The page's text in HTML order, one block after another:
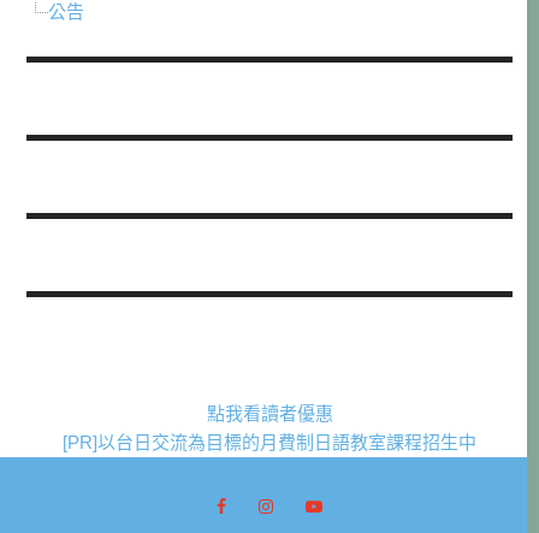
公告
點我看讀者優惠
[PR]以台日交流為目標的月費制日語教室課程招生中